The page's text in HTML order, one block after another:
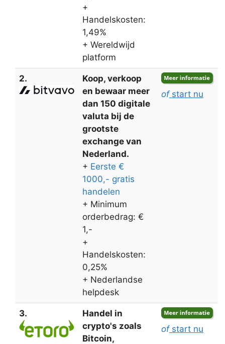
+
Handelskosten:
1,49%
+ Wereldwijd
platform
2.
Koop, verkoop
en bewaar meer
dan 150 digitale
valuta bij de
grootste
exchange van
Nederland.
+ Eerste €
1000,- gratis
handelen
+ Minimum
orderbedrag: €
1,-
+
Handelskosten:
0,25%
+ Nederlandse
helpdesk
ofstart nu
3.
Handel in
crypto's zoals
Bitcoin,
ofstart nu